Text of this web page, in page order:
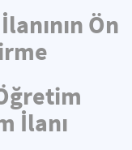
Ön
İlanı